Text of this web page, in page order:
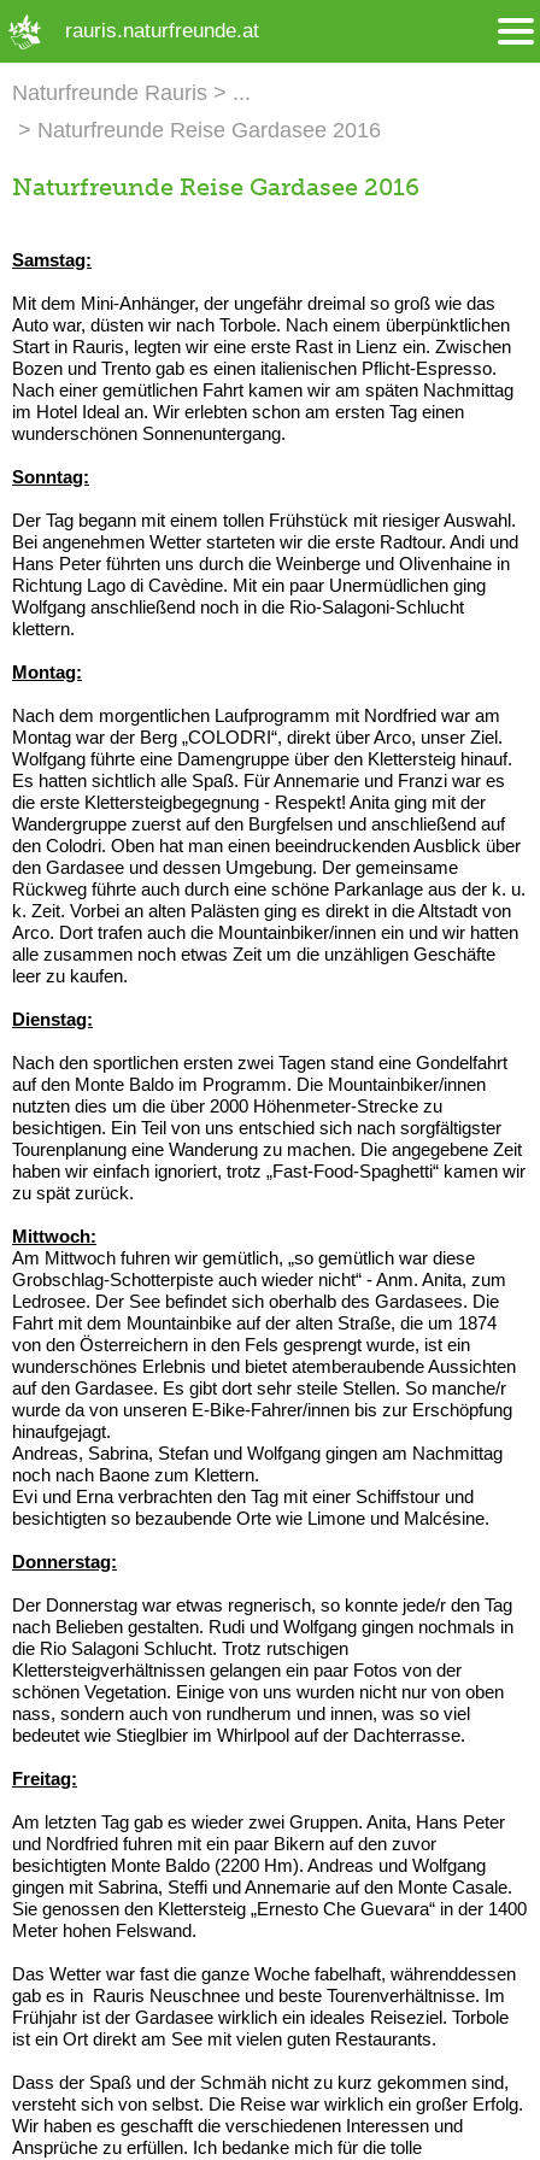
rauris.naturfreunde.at
Naturfreunde Rauris
Naturfreunde Reise Gardasee 2016
Naturfreunde Reise Gardasee 2016
Samstag:
Mit dem Mini-Anhänger, der ungefähr dreimal so groß wie das
Auto war, düsten wir nach Torbole. Nach einem überpünktlichen
Start in Rauris, legten wir eine erste Rast in Lienz ein. Zwischen
Bozen und Trento gab es einen italienischen Pflicht-Espresso.
Nach einer gemütlichen Fahrt kamen wir am späten Nachmittag
im Hotel Ideal an. Wir erlebten schon am ersten Tag einen
wunderschönen Sonnenuntergang.
Sonntag:
Der Tag begann mit einem tollen Frühstück mit riesiger Auswahl.
Bei angenehmen Wetter starteten wir die erste Radtour. Andi und
Hans Peter führten uns durch die Weinberge und Olivenhaine in
Richtung Lago di Cavèdine. Mit ein paar Unermüdlichen ging
Wolfgang anschließend noch in die Rio-Salagoni-Schlucht
klettern.
Montag:
Nach dem morgentlichen Laufprogramm mit Nordfried war am
Montag war der Berg „COLODRI“, direkt über Arco, unser Ziel.
Wolfgang führte eine Damengruppe über den Klettersteig hinauf.
Es hatten sichtlich alle Spaß. Für Annemarie und Franzi war es
die erste Klettersteigbegegnung - Respekt! Anita ging mit der
Wandergruppe zuerst auf den Burgfelsen und anschließend auf
den Colodri. Oben hat man einen beeindruckenden Ausblick über
den Gardasee und dessen Umgebung. Der gemeinsame
Rückweg führte auch durch eine schöne Parkanlage aus der k. u.
k. Zeit. Vorbei an alten Palästen ging es direkt in die Altstadt von
Arco. Dort trafen auch die Mountainbiker/innen ein und wir hatten
alle zusammen noch etwas Zeit um die unzähligen Geschäfte
leer zu kaufen.
Dienstag:
Nach den sportlichen ersten zwei Tagen stand eine Gondelfahrt
auf den Monte Baldo im Programm. Die Mountainbiker/innen
nutzten dies um die über 2000 Höhenmeter-Strecke zu
besichtigen. Ein Teil von uns entschied sich nach sorgfältigster
Tourenplanung eine Wanderung zu machen. Die angegebene Zeit
haben wir einfach ignoriert, trotz „Fast-Food-Spaghetti“ kamen wir
zu spät zurück.
Mittwoch:
Am Mittwoch fuhren wir gemütlich, „so gemütlich war diese
Grobschlag-Schotterpiste auch wieder nicht“ - Anm. Anita, zum
Ledrosee. Der See befindet sich oberhalb des Gardasees. Die
Fahrt mit dem Mountainbike auf der alten Straße, die um 1874
von den Österreichern in den Fels gesprengt wurde, ist ein
wunderschönes Erlebnis und bietet atemberaubende Aussichten
auf den Gardasee. Es gibt dort sehr steile Stellen. So manche/r
wurde da von unseren E-Bike-Fahrer/innen bis zur Erschöpfung
hinaufgejagt.
Andreas, Sabrina, Stefan und Wolfgang gingen am Nachmittag
noch nach Baone zum Klettern.
Evi und Erna verbrachten den Tag mit einer Schiffstour und
besichtigten so bezaubende Orte wie Limone und Malcésine.
Donnerstag:
Der Donnerstag war etwas regnerisch, so konnte jede/r den Tag
nach Belieben gestalten. Rudi und Wolfgang gingen nochmals in
die Rio Salagoni Schlucht. Trotz rutschigen
Klettersteigverhältnissen gelangen ein paar Fotos von der
schönen Vegetation. Einige von uns wurden nicht nur von oben
nass, sondern auch von rundherum und innen, was so viel
bedeutet wie Stieglbier im Whirlpool auf der Dachterrasse.
Freitag:
Am letzten Tag gab es wieder zwei Gruppen. Anita, Hans Peter
und Nordfried fuhren mit ein paar Bikern auf den zuvor
besichtigten Monte Baldo (2200 Hm). Andreas und Wolfgang
gingen mit Sabrina, Steffi und Annemarie auf den Monte Casale.
Sie genossen den Klettersteig „Ernesto Che Guevara“ in der 1400
Meter hohen Felswand.
Das Wetter war fast die ganze Woche fabelhaft, währenddessen
gab es in Rauris Neuschnee und beste Tourenverhältnisse. Im
Frühjahr ist der Gardasee wirklich ein ideales Reiseziel. Torbole
ist ein Ort direkt am See mit vielen guten Restaurants.
Dass der Spaß und der Schmäh nicht zu kurz gekommen sind,
versteht sich von selbst. Die Reise war wirklich ein großer Erfolg.
Wir haben es geschafft die verschiedenen Interessen und
Ansprüche zu erfüllen. Ich bedanke mich für die tolle